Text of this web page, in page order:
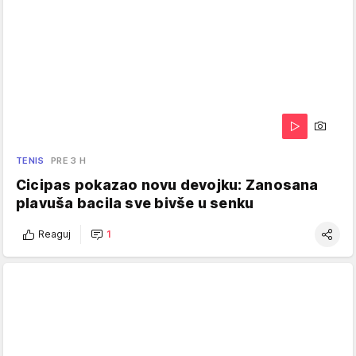
TENIS PRE 3 H
Cicipas pokazao novu devojku: Zanosana
plavuša bacila sve bivše u senku
Reaguj 1